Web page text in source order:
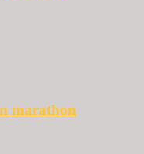
marathon